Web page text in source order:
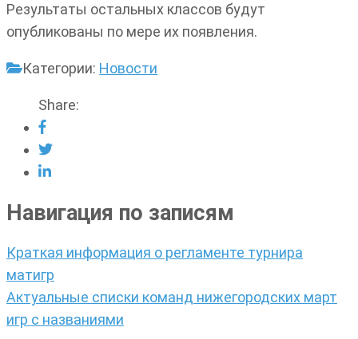
Результаты остальных классов будут
опубликованы по мере их появления.
Категории: Новости
Share:
Навигация по записям
Краткая информация о регламенте турнира
матигр
Актуальные списки команд нижегородских март
игр с названиями